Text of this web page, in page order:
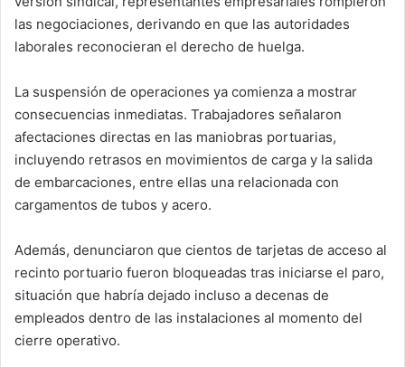
las negociaciones, derivando en que las autoridades
laborales reconocieran el derecho de huelga.
La suspensión de operaciones ya comienza a mostrar
consecuencias inmediatas. Trabajadores señalaron
afectaciones directas en las maniobras portuarias,
incluyendo retrasos en movimientos de carga y la salida
de embarcaciones, entre ellas una relacionada con
cargamentos de tubos y acero.
Además, denunciaron que cientos de tarjetas de acceso al
recinto portuario fueron bloqueadas tras iniciarse el paro,
situación que habría dejado incluso a decenas de
empleados dentro de las instalaciones al momento del
cierre operativo.